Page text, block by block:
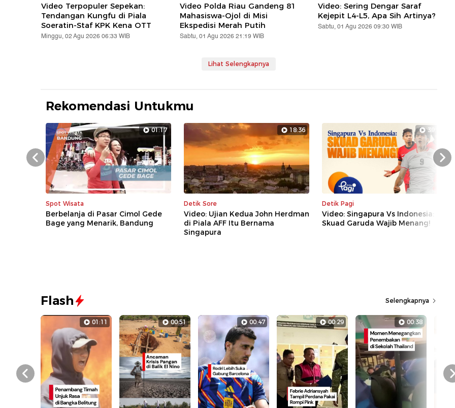
Video Terpopuler Sepekan:
Tendangan Kungfu di Piala
Soeratin-Staf KPK Kena OTT
Minggu, 02 Agu 2026 06:33 WIB
Video Polda Riau Gandeng 81
Mahasiswa-Ojol di Misi
Ekspedisi Merah Putih
Sabtu, 01 Agu 2026 21:19 WIB
Video: Sering Dengar Saraf
Kejepit L4-L5, Apa Sih Artinya?
Sabtu, 01 Agu 2026 09:30 WIB
Lihat Selengkapnya
Rekomendasi Untukmu
01:17
Spot Wisata
Berbelanja di Pasar Cimol Gede
Bage yang Menarik, Bandung
18:36
Detik Sore
Video: Ujian Kedua John Herdman
di Piala AFF Itu Bernama
Singapura
39:04
Detik Pagi
Video: Singapura Vs Indonesia:
Skuad Garuda Wajib Menang!
Prev Next
Flash Selengkapnya
01:11 00:51 00:47 00:29 00:38
Prev